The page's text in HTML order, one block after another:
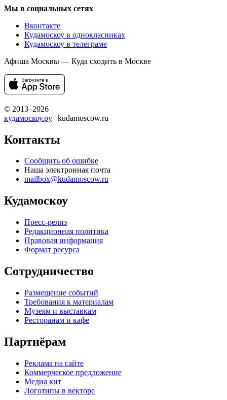
Мы в социальных сетях
Вконтакте
Кудамоскоу в однокласниках
Кудамоскоу в телеграме
Афиша Москвы — Куда сходить в Москве
© 2013–2026
кудамоскоу.ру | kudamoscow.ru
Контакты
Сообщить об ошибке
Наша электронная почта
mailbox@kudamoscow.ru
Кудамоскоу
Пресс-релиз
Редакционная политика
Правовая информация
Формат ресурса
Сотрудничество
Размещение событий
Требования к материалам
Музеям и выставкам
Ресторанам и кафе
Партнёрам
Реклама на сайте
Коммерческое предложение
Медиа кит
Логотипы в векторе